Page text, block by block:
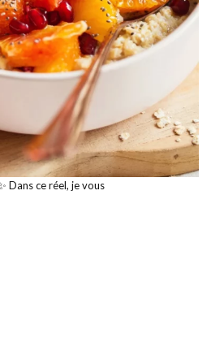
Dans ce réel, je vous